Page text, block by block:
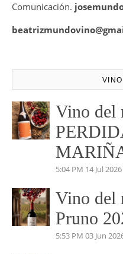
Comunicación.
Vino del
5:04 PM 14 Jul 2026
Vino del
Pruno
5:53 PM 03 Jun